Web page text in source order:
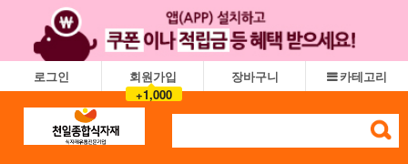
로그인
회원가입
+1,000
장바구니 카테고리